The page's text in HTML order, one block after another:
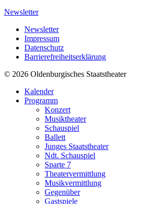
Newsletter
Newsletter
Impressum
Datenschutz
Barrierefreiheitserklärung
© 2026 Oldenburgisches Staatstheater
Kalender
Programm
Konzert
Musiktheater
Schauspiel
Ballett
Junges Staatstheater
Ndt. Schauspiel
Sparte 7
Theatervermittlung
Musikvermittlung
Gegenüber
Gastspiele